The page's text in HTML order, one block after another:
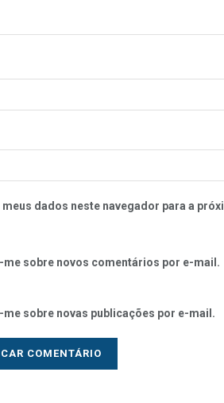
meus dados neste navegador para a
me sobre novos comentários por e-mail.
me sobre novas publicações por e-mail.